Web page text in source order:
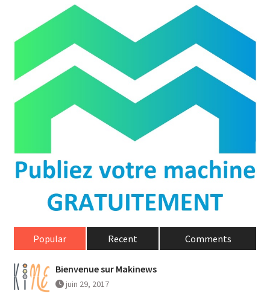
Popular Recent Comments
Bienvenue sur Makinews
juin 29, 2017